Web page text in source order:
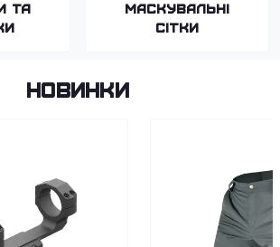
та
Маскувальні
сітки
Новинки